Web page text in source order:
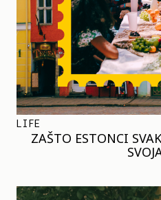
LIFE
ZAŠTO ESTONCI